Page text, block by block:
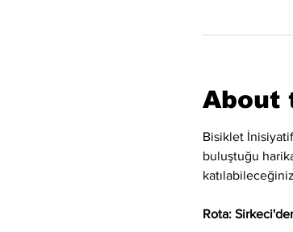
About
Bisiklet
buluştuğu
Rota: